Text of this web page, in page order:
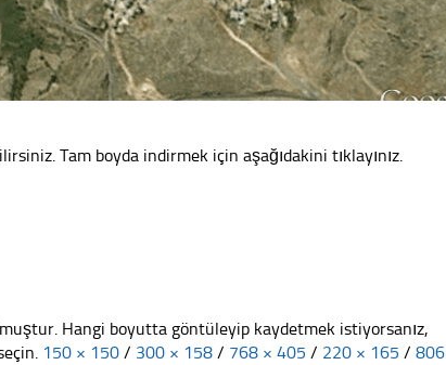
Tam boyda indirmek için aşağıdakini tıklayınız.
Hangi boyutta göntüleyip kaydetmek istiyorsanız,
150 × 150 / 300 × 158 / 768 × 405 / 220 × 165 / 806